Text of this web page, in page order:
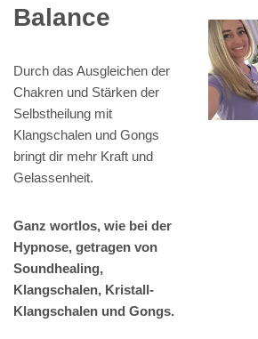
Balance
Durch das Ausgleichen der
Chakren und Stärken der
Selbstheilung mit
Klangschalen und Gongs
bringt dir mehr Kraft und
Gelassenheit.
Ganz wortlos, wie bei der
Hypnose, getragen von
Soundhealing,
Klangschalen, Kristall-
Klangschalen und Gongs.